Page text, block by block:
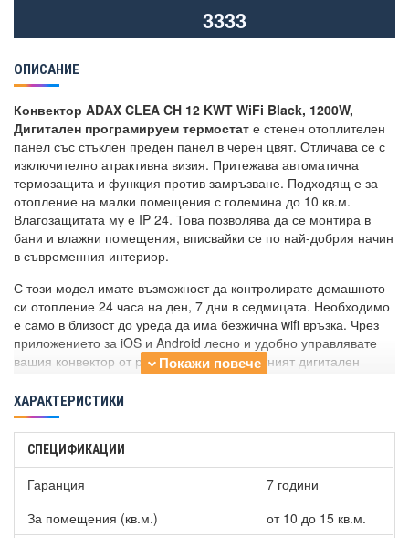
3333
ОПИСАНИЕ
Конвектор ADAX CLEA CH 12 KWT WiFi Black, 1200W,
Дигитален програмируем термостат е стенен отоплителен
панел със стъклен преден панел в черен цвят. Отличава се с
изключително атрактивна визия. Притежава автоматична
термозащита и функция против замръзване. Подходящ е за
отопление на малки помещения с големина до 10 кв.м.
Влагозащитата му е IP 24. Това позволява да се монтира в
бани и влажни помещения, вписвайки се по най-добрия начин
в съвременния интериор.
С този модел имате възможност да контролирате домашното
си отопление 24 часа на ден, 7 дни в седмицата. Необходимо
е само в близост до уреда да има безжична wifi връзка. Чрез
приложението за iOS и Android лесно и удобно управлявате
вашия конвектор от разстояние. Стандартният дигитален
термостат позволява и ръчно управление, винаги когато сте у
дома.
Други характеристики наКонвектор ADAX CLEA CH 12 KWT
WiFi Black, 1200W, Дигитален програмируем термостат
Височина - 340 мм.
Дължина - 1024 мм.
Мощност - 1200 W.
ХАРАКТЕРИСТИКИ
СПЕЦИФИКАЦИИ
Гаранция
7 години
За помещения (кв.м.)
от 10 до 15 кв.м.